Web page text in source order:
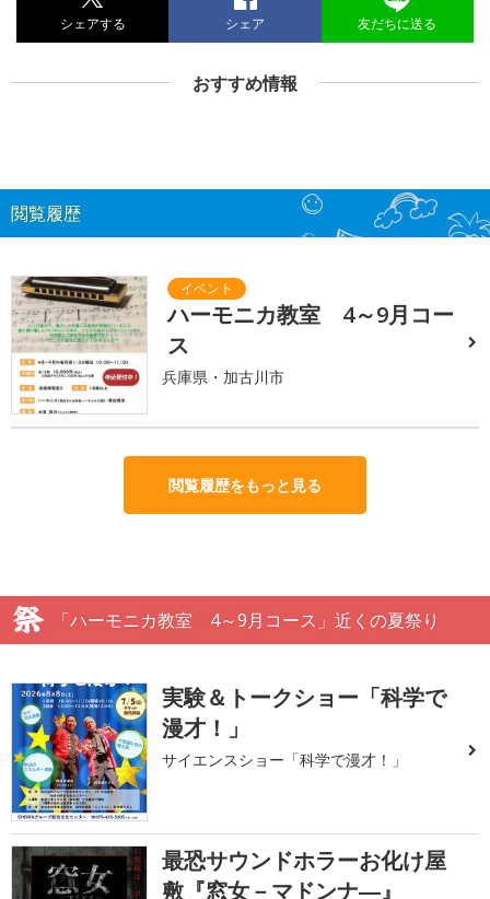
シェアする シェア 友だちに送る
おすすめ情報
閲覧履歴
ハーモニカ教室 4～9月コー
ス
兵庫県・加古川市
閲覧履歴をもっと見る
「ハーモニカ教室 4～9月コース」近くの夏祭り
実験＆トークショー「科学で
漫才！」
サイエンスショー「科学で漫才！」
最恐サウンドホラーお化け屋
敷『窓女－マドンナ―』